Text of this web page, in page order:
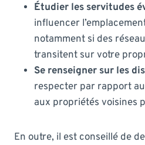
Étudier les servitudes
influencer
notamment si des
transitent sur votre
Se renseigner sur les
respecter par rapport
aux propriétés voisines
En outre, il est conseillé de